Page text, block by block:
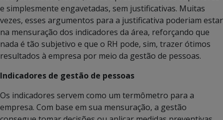
e simplesmente engavetadas, sem justificativas. Muitas
vezes, esses argumentos para a justificativa poderiam estar
na mensuração dos indicadores da área, reforçando que
nada é tão subjetivo e que o RH pode, sim, trazer ótimos
resultados à empresa por meio da gestão de pessoas.
Indicadores de gestão de pessoas
Os indicadores servem como um termômetro para a
empresa. Com base em sua mensuração, a gestão